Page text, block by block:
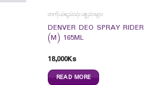
တကိုယ်ရည်သုံးပစ္စည်းများ
DENVER DEO SPRAY RIDER
(M) 165ML
18,000Ks
READ MORE